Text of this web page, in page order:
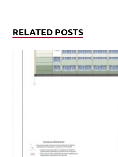
RELATED POSTS